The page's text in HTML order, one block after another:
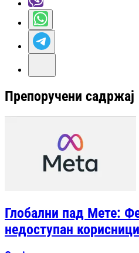
Препоручени садржај
Глобални пад Мете:
недоступан